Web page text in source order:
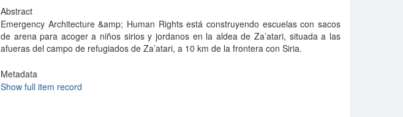
Abstract
Emergency Architecture &amp; Human Rights está construyendo escuelas con sacos
de arena para acoger a niños sirios y jordanos en la aldea de Za’atari, situada a las
afueras del campo de refugiados de Za’atari, a 10 km de la frontera con Siria.
Metadata
Show full item record